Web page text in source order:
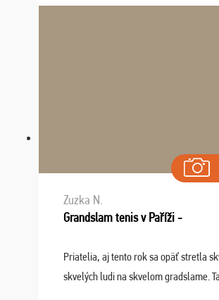
osudu - pohodový šefík Meďo, dobrá
Zuzka N.
Grandslam tenis v Paříži -
Priatelia, aj tento rok sa opäť stretla
skvelých ludi na skvelom gradslame.